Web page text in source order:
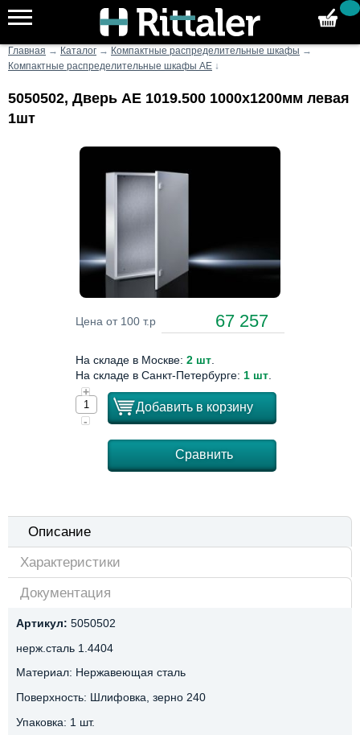
Главная → Каталог → Компактные распределительные шкафы →
Компактные распределительные шкафы AE ↓
5050502, Дверь AE 1019.500 1000x1200мм левая
1шт
Цена от 100 т.р 67 257
На складе в Москве: 2 шт
На складе в Санкт-Петербурге: 1 шт
+
-
Добавить в корзину
Сравнить
Описание
Характеристики
Документация
Артикул: 5050502
нерж.сталь 1.4404
Материал: Нержавеющая сталь
Поверхность: Шлифовка, зерно 240
Упаковка: 1 шт.